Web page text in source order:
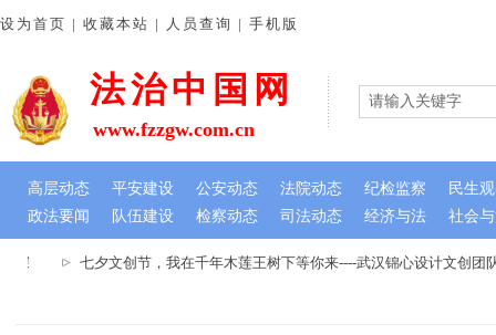
七夕文创节，我在千年木莲王树下等你来----武汉锦心设计文创团
法治中国网
政法要闻 队伍建设 检察动态 司法动态 经济与法 社会
设为首页 | 收藏本站 | 人员查询 | 手机版
www.fzzgw.com.cn
高层动态 平安建设 公安动态 法院动态 纪检监察 民生